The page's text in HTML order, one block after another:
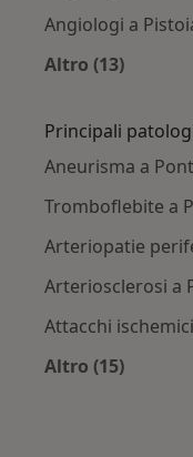
Angiologi a
Altro (13)
Principali
Aneurisma a
Tromboflebite a
Arteriopatie
Arteriosclerosi a
Attacchi
Altro (15)